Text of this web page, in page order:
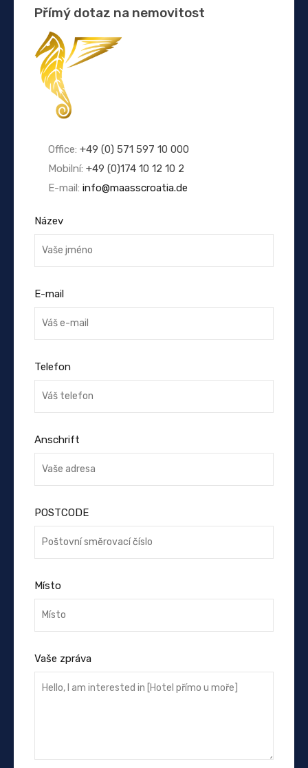
Přímý dotaz na nemovitost
Office: +49 (0) 571 597 10 000
Mobilní: +49 (0)174 10 12 10 2
E-mail: info@maasscroatia.de
Název
E-mail
Telefon
Anschrift
POSTCODE
Místo
Vaše zpráva